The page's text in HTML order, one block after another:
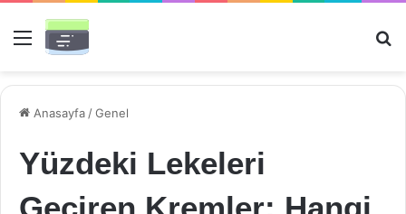
Menü
Anasayfa /Genel
Yüzdeki Lekeleri